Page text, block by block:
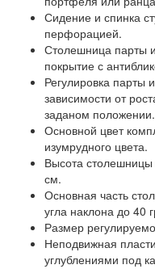
Сидение и спинка
перфорацией.
Столешница парты
покрытие с
Регулировка парты
зависимости от
заданом положении.
Основной цвет
изумрудного цвета.
Высота столешницы
см.
Основная часть
угла наклона до 40
Размер
Неподвижная
углублениями под